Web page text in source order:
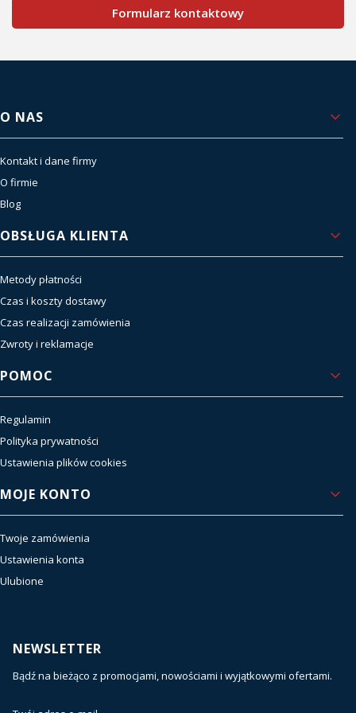
Formularz kontaktowy
Linki w stopce
O NAS
Kontakt i dane firmy
O firmie
Blog
OBSŁUGA KLIENTA
Metody płatności
Czas i koszty dostawy
Czas realizacji zamówienia
Zwroty i reklamacje
POMOC
Regulamin
Polityka prywatności
Ustawienia plików cookies
MOJE KONTO
Twoje zamówienia
Ustawienia konta
Ulubione
NEWSLETTER
Bądź na bieżąco z promocjami, nowościami i wyjątkowymi ofertami.